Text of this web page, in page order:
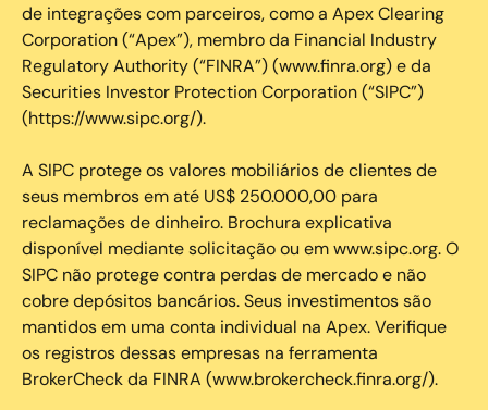
de integrações com parceiros, como a Apex Clearing
Corporation (“Apex”), membro da Financial Industry
Regulatory Authority (“FINRA”) (www.finra.org) e da
Securities Investor Protection Corporation (“SIPC”)
(https://www.sipc.org/).
A SIPC protege os valores mobiliários de clientes de
seus membros em até US$ 250.000,00 para
reclamações de dinheiro. Brochura explicativa
disponível mediante solicitação ou em www.sipc.org. O
SIPC não protege contra perdas de mercado e não
cobre depósitos bancários. Seus investimentos são
mantidos em uma conta individual na Apex. Verifique
os registros dessas empresas na ferramenta
BrokerCheck da FINRA (www.brokercheck.finra.org/).